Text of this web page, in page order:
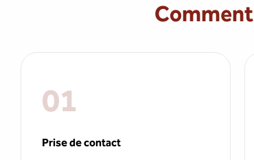
01
Prise de contact